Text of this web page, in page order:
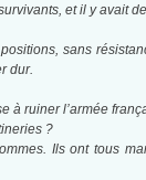
et il y avait
sans
dur.
à ruiner l’armée
?
Ils ont tous